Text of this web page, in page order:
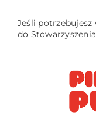
Jeśli potrzebujesz
do